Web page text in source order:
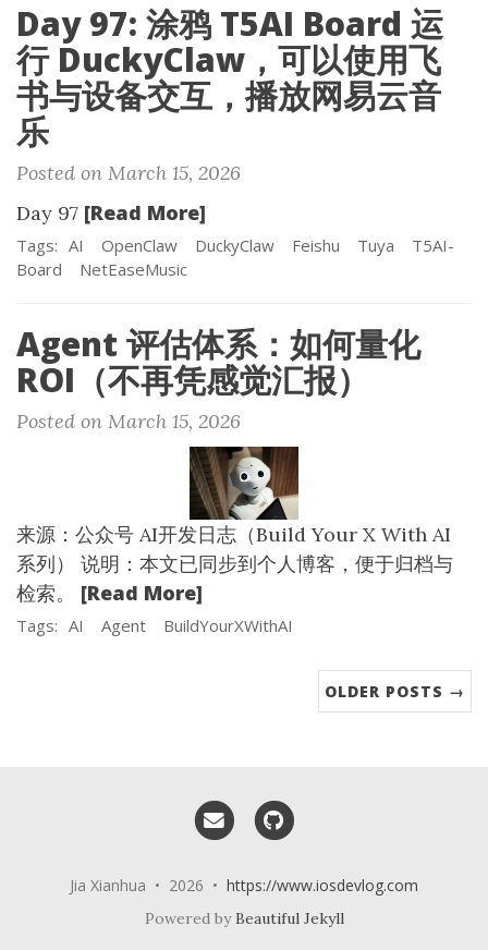
Day 97: 涂鸦 T5AI Board 运
行 DuckyClaw，可以使用飞
书与设备交互，播放网易云音
乐
Posted on March 15, 2026
Day 97 [Read More]
Tags: AI OpenClaw DuckyClaw Feishu Tuya
T5AI-
Board
NetEaseMusic
Agent 评估体系：如何量化
ROI（不再凭感觉汇报）
Posted on March 15, 2026
来源：公众号 AI开发日志（Build Your X With AI
系列） 说明：本文已同步到个人博客，便于归档与
检索。 [Read More]
Tags: AI Agent BuildYourXWithAI
OLDER POSTS →
Email me
Jia Xianhua • 2026 • https://www.iosdevlog.com
Powered byBeautiful Jekyll